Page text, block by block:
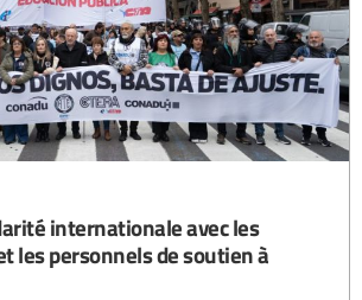
internationale avec les
les personnels de soutien à